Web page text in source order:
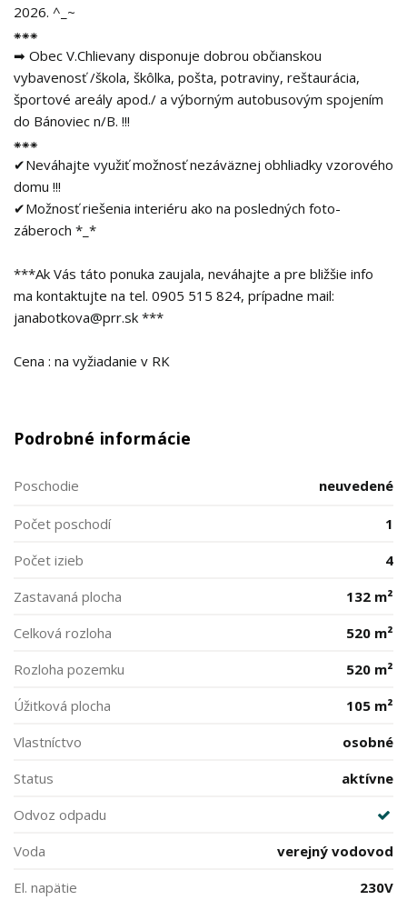
2026. ^_~
⁕⁕⁕
➡ Obec V.Chlievany disponuje dobrou občianskou
vybavenosť /škola, škôlka, pošta, potraviny, reštaurácia,
športové areály apod./ a výborným autobusovým spojením
do Bánoviec n/B. !!!
⁕⁕⁕
✔Neváhajte využiť možnosť nezáväznej obhliadky vzorového
domu !!!
✔Možnosť riešenia interiéru ako na posledných foto-
záberoch *_*
***Ak Vás táto ponuka zaujala, neváhajte a pre bližšie info
ma kontaktujte na tel. 0905 515 824, prípadne mail:
janabotkova@prr.sk ***
Cena : na vyžiadanie v RK
Podrobné informácie
Poschodie neuvedené
Počet poschodí
1
Počet izieb
4
Zastavaná plocha
132 m²
Celková rozloha
520 m²
Rozloha pozemku
520 m²
Úžitková plocha
105 m²
Vlastníctvo
osobné
Status
aktívne
Odvoz odpadu
Voda
verejný vodovod
El. napätie
230V